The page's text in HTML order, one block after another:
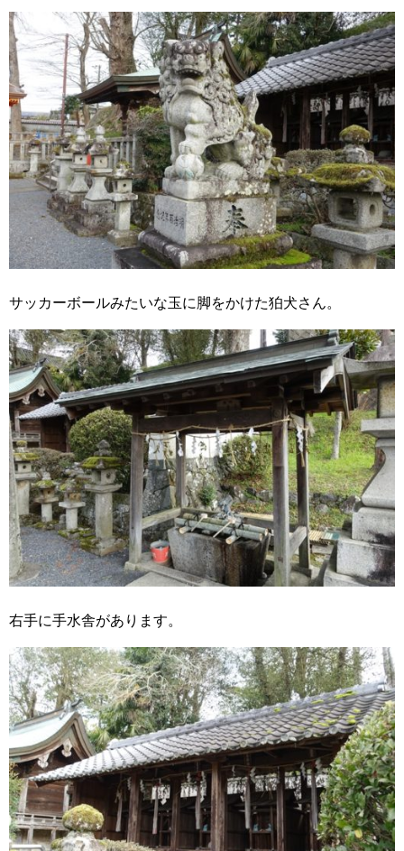
サッカーボールみたいな玉に脚をかけた狛犬さん。
右手に手水舎があります。